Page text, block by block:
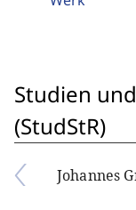
Studien
(StudStR)
Johannes